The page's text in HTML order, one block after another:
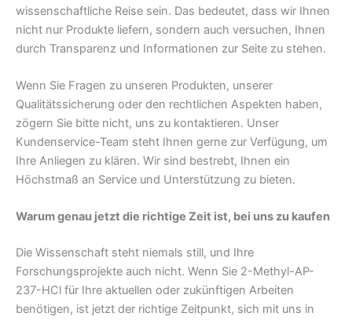
wissenschaftliche Reise sein. Das bedeutet, dass wir Ihnen
nicht nur Produkte liefern, sondern auch versuchen, Ihnen
durch Transparenz und Informationen zur Seite zu stehen.
Wenn Sie Fragen zu unseren Produkten, unserer
Qualitätssicherung oder den rechtlichen Aspekten haben,
zögern Sie bitte nicht, uns zu kontaktieren. Unser
Kundenservice-Team steht Ihnen gerne zur Verfügung, um
Ihre Anliegen zu klären. Wir sind bestrebt, Ihnen ein
Höchstmaß an Service und Unterstützung zu bieten.
Warum genau jetzt die richtige Zeit ist, bei uns zu kaufen
Die Wissenschaft steht niemals still, und Ihre
Forschungsprojekte auch nicht. Wenn Sie 2-Methyl-AP-
237-HCl für Ihre aktuellen oder zukünftigen Arbeiten
benötigen, ist jetzt der richtige Zeitpunkt, sich mit uns in